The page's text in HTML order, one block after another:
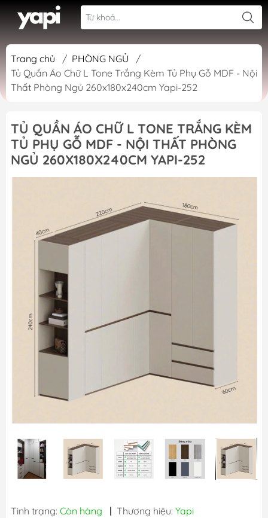
Trang chủ / PHÒNG NGỦ
/
Tủ Quần Áo Chữ L Tone Trắng Kèm Tủ Phụ Gỗ MDF - Nội
Thất Phòng Ngủ 260x180x240cm Yapi-252
TỦ QUẦN ÁO CHỮ L TONE TRẮNG KÈM
TỦ PHỤ GỖ MDF - NỘI THẤT PHÒNG
NGỦ 260X180X240CM YAPI-252
Tình trạng: Còn hàng | Thương hiệu: Yapi